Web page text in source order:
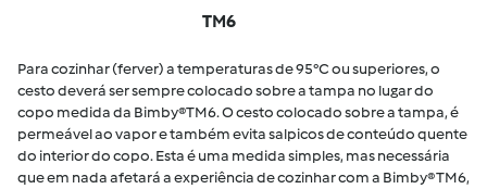
TM6
Para cozinhar (ferver) a temperaturas de 95°C ou superiores, o
cesto deverá ser sempre colocado sobre a tampa no lugar do
copo medida da Bimby®TM6. O cesto colocado sobre a tampa, é
permeável ao vapor e também evita salpicos de conteúdo quente
do interior do copo. Esta é uma medida simples, mas necessária
que em nada afetará a experiência de cozinhar com a Bimby® TM6,